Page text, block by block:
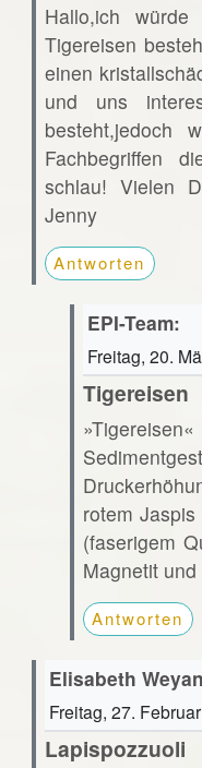
Hallo,ich
Tigereisen
einen
und uns
besteht,jedoch
Fachbegriffen
schlau! Vielen
Jenny
Antworten
EPI-Team:
Freitag, 20.
Tigereisen
rotem
(faserigem
Magnetit
Antworten
Elisabeth
Freitag, 27.
Lapispozzuoli